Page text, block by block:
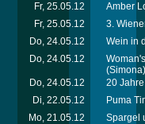
Fr, 25.05.12
Amber
Fr, 25.05.12
3.
Do, 24.05.12
Wein in
Do, 24.05.12
(Simona)
Do, 24.05.12
20
Di, 22.05.12
Puma
Mo, 21.05.12
Spargel